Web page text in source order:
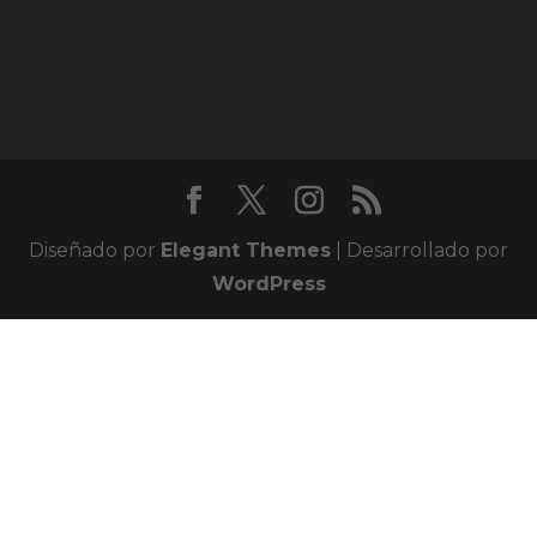
Diseñado por Elegant Themes | Desarrollado por
WordPress